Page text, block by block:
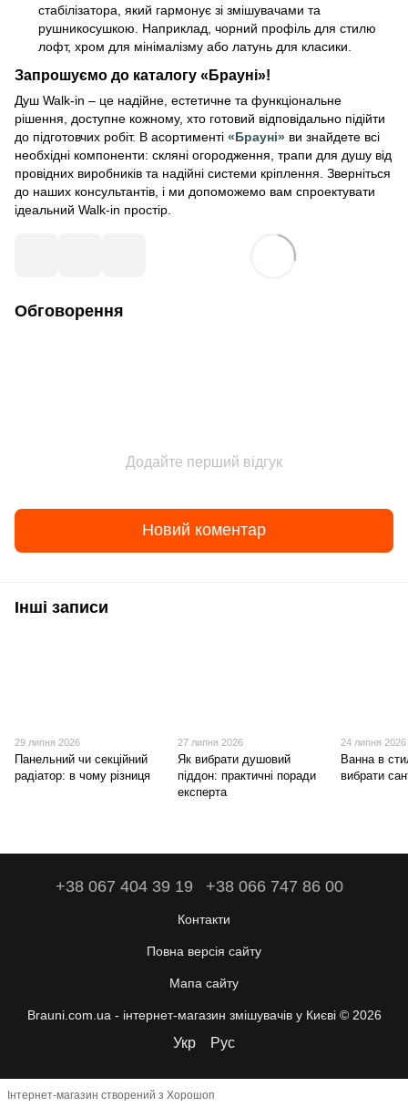
стабілізатора, який гармонує зі змішувачами та
рушникосушкою. Наприклад, чорний профіль для стилю
лофт, хром для мінімалізму або латунь для класики.
Запрошуємо до каталогу «Брауні»!
Душ Walk-in – це надійне, естетичне та функціональне
рішення, доступне кожному, хто готовий відповідально підійти
до підготовчих робіт. В асортименті «Брауні» ви знайдете всі
необхідні компоненти: скляні огородження, трапи для душу від
провідних виробників та надійні системи кріплення. Зверніться
до наших консультантів, і ми допоможемо вам спроектувати
ідеальний Walk-in простір.
Обговорення
Додайте перший відгук
Новий коментар
Інші записи
29 липня 2026
Панельний чи секційний
радіатор: в чому різниця
27 липня 2026
Як вибрати душовий
піддон: практичні поради
експерта
24 липня 2026
Ванна в
вибрати
+38 067 404 39 19 +38 066 747 86 00
Контакти
Повна версія сайту
Мапа сайту
Brauni.com.ua - інтернет-магазин змішувачів у Києві © 2026
Укр Рус
Інтернет-магазин створений з Хорошоп